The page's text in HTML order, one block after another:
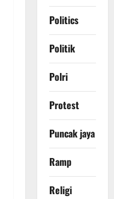
Politics
Politik
Polri
Protest
Puncak jaya
Ramp
Religi